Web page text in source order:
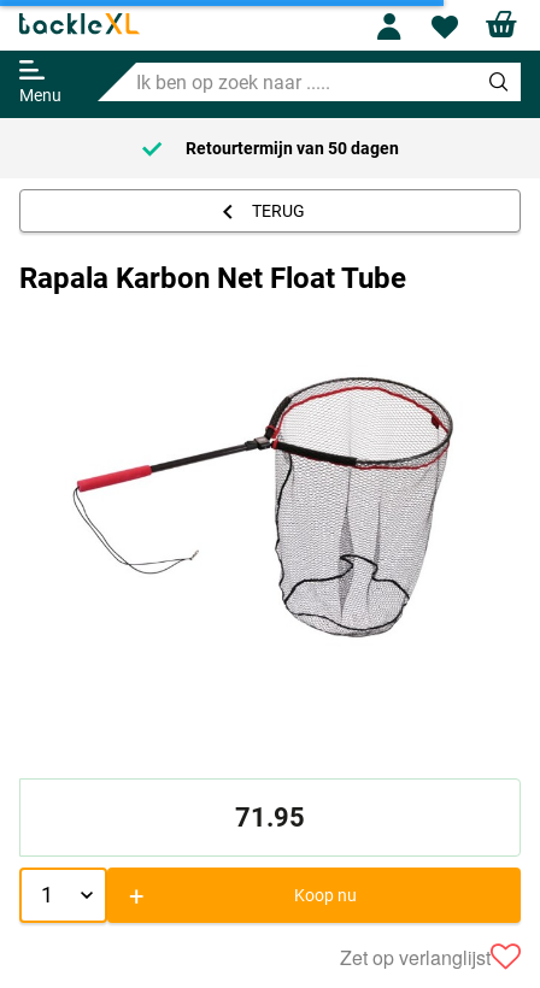
Menu
Ik
ben
op
zoek
naar
Profile
Rapala Karbon Net Float Tube
71.95
Retourtermijn van 50 dagen
TERUG
Rapala Karbon Net Float Tube
71.95
+ Koop nu
Zet op verlanglijst